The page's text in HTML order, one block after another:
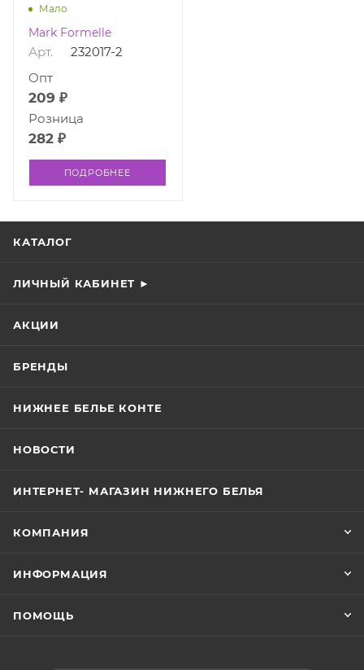
Мало
Mark Formelle
Арт. 232017-2
209 ₽
Опт
282 ₽
Розница
ПОДРОБНЕЕ
КАТАЛОГ
ЛИЧНЫЙ КАБИНЕТ ►
АКЦИИ
БРЕНДЫ
НИЖНЕЕ БЕЛЬЕ КОНТЕ
НОВОСТИ
ИНТЕРНЕТ- МАГАЗИН НИЖНЕГО БЕЛЬЯ
КОМПАНИЯ
ИНФОРМАЦИЯ
ПОМОЩЬ